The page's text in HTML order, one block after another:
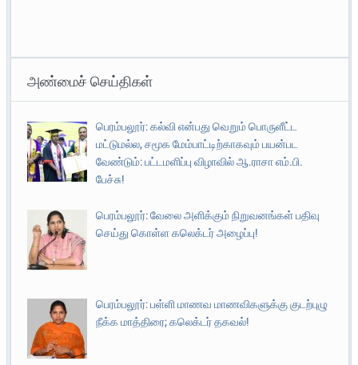
அண்மைச் செய்திகள்
பெரம்பலூர்: கல்வி என்பது வெறும் பொருளீட்ட
மட்டுமல்ல, சமூக மேம்பாட்டிற்காகவும் பயன்பட
வேண்டும்: பட்டமளிப்பு விழாவில் ஆ.ராசா எம்.பி.
பேச்சு!
பெரம்பலூர்: வேலை அளிக்கும் நிறுவனங்கள் பதிவு
செய்து கொள்ள கலெக்டர் அழைப்பு!
பெரம்பலூர்: பள்ளி மாணவ மாணவிகளுக்கு குடற்புழு
நீக்க மாத்திரை; கலெக்டர் தகவல்!